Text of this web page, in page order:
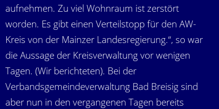
aufnehmen. Zu viel Wohnraum ist zerstört
worden. Es gibt einen Verteilstopp für den AW-
Kreis von der Mainzer Landesregierung.“, so war
die Aussage der Kreisverwaltung vor wenigen
Tagen. (Wir berichteten). Bei der
Verbandsgemeindeverwaltung Bad Breisig sind
aber nun in den vergangenen Tagen bereits